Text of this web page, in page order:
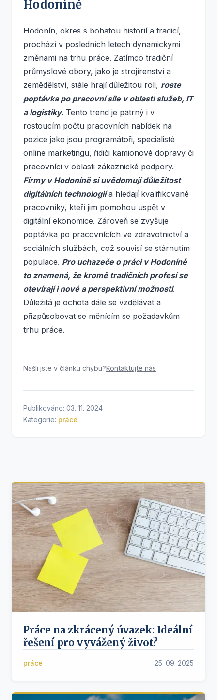
Hodoníně
Hodonín, okres s bohatou historií a tradicí,
prochází v posledních letech dynamickými
změnami na trhu práce. Zatímco tradiční
průmyslové obory, jako je strojírenství a
zemědělství, stále hrají důležitou roli, roste
poptávka po pracovní síle v oblasti služeb, IT
a logistiky. Tento trend je patrný i v
rostoucím počtu pracovních nabídek na
pozice jako jsou programátoři, specialisté
online marketingu, řidiči kamionové dopravy či
pracovníci v oblasti zákaznické podpory.
Firmy v Hodoníně si uvědomují důležitost
digitálních technologiía hledají kvalifikované
pracovníky, kteří jim pomohou uspět v
digitální ekonomice. Zároveň se zvyšuje
poptávka po pracovnících ve zdravotnictví a
sociálních službách, což souvisí se stárnutím
populace. Pro uchazeče o práci v Hodoníně
to znamená, že kromě tradičních profesí se
otevírají i nové a perspektivní možnosti.
Důležitá je ochota dále se vzdělávat a
přizpůsobovat se měnícím se požadavkům
trhu práce.
Našli jste v článku chybu?Kontaktujte nás
Publikováno: 03. 11. 2024
Kategorie: práce
Práce na zkrácený úvazek: Ideální
řešení pro vyvážený život?
práce 25. 09. 2025